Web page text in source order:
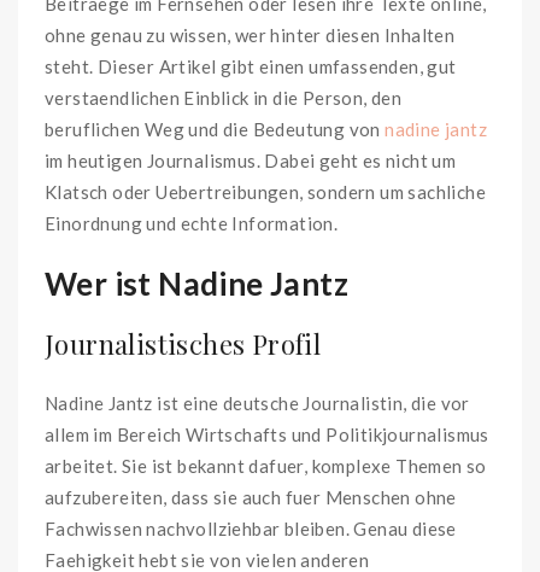
ohne genau zu wissen, wer hinter diesen Inhalten
steht. Dieser Artikel gibt einen umfassenden, gut
verstaendlichen Einblick in die Person, den
beruflichen Weg und die Bedeutung vonnadine jantz
im heutigen Journalismus. Dabei geht es nicht um
Klatsch oder Uebertreibungen, sondern um sachliche
Einordnung und echte Information.
Wer ist Nadine Jantz
Journalistisches Profil
Nadine Jantz ist eine deutsche Journalistin, die vor
allem im Bereich Wirtschafts und Politikjournalismus
arbeitet. Sie ist bekannt dafuer, komplexe Themen so
aufzubereiten, dass sie auch fuer Menschen ohne
Fachwissen nachvollziehbar bleiben. Genau diese
Faehigkeit hebt sie von vielen anderen